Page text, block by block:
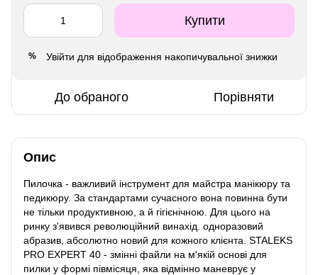
Купити
% Увійти для відображення накопичувальної знижки
До обраного Порівняти
Опис
Пилочка - важливий інструмент для майстра манікюру та
педикюру. За стандартами сучасного вона повинна бути
не тільки продуктивною, а й гігієнічною. Для цього на
ринку з'явився революційний винахід. одноразовий
абразив, абсолютно новий для кожного клієнта. STALEKS
PRO EXPERT 40 - змінні файли на м'якій основі для
пилки у формі півмісяця, яка відмінно маневрує у